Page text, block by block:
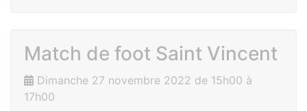
Match de foot Saint Vincent
Dimanche 27 novembre 2022 de 15h00 à
17h00